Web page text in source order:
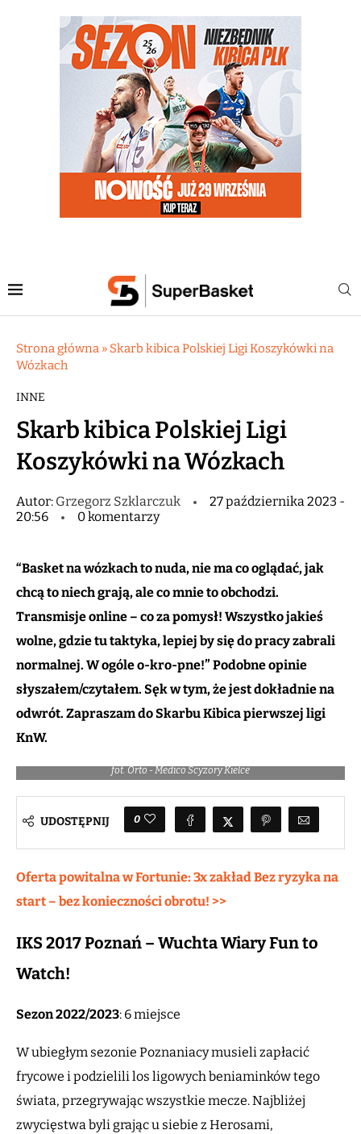
Strona główna » Skarb kibica Polskiej Ligi Koszykówki na
Wózkach
INNE
Skarb kibica Polskiej Ligi
Koszykówki na Wózkach
Autor: Grzegorz Szklarczuk
27 października 2023 -
20:56
0 komentarzy
“Basket na wózkach to nuda, nie ma co oglądać, jak
chcą to niech grają, ale co mnie to obchodzi.
Transmisje online – co za pomysł! Wszystko jakieś
wolne, gdzie tu taktyka, lepiej by się do pracy zabrali
normalnej. W ogóle o-kro-pne!” Podobne opinie
słyszałem/czytałem. Sęk w tym, że jest dokładnie na
odwrót. Zapraszam do Skarbu Kibica pierwszej ligi
KnW.
fot. Orto - Medico Scyzory Kielce
UDOSTĘPNIJ 0
Oferta powitalna w Fortunie: 3x zakład Bez ryzyka na
start – bez konieczności obrotu! >>
IKS 2017 Poznań – Wuchta Wiary Fun to
Watch!
Sezon 2022/2023: 6 miejsce
W ubiegłym sezonie Poznaniacy musieli zapłacić
frycowe i podzielili los ligowych beniaminków tego
świata, przegrywając wszystkie mecze. Najbliżej
zwycięstwa byli grając u siebie z Herosami,